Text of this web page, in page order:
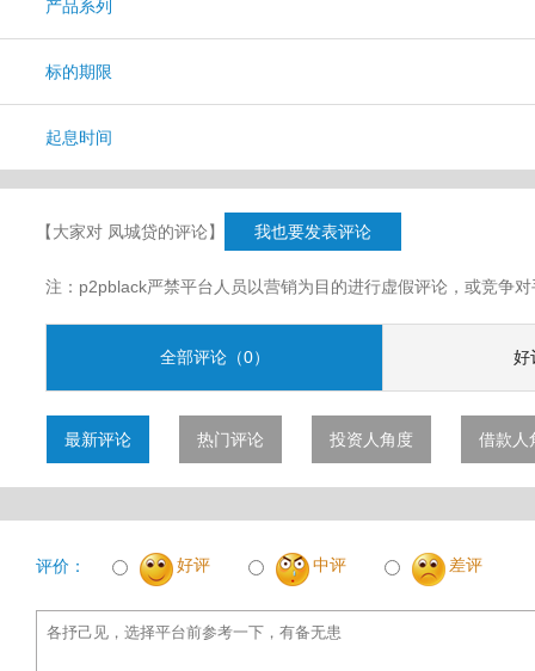
产品系列
标的期限
起息时间
【大家对 凤城贷的评论】 我也要发表评论
注：p2pblack严禁平台人员以营销为目的进行虚假评论，或竞争
全部评论（0） 好
最新评论 热门评论 投资人角度 借款人
评价： 好评 中评 差评